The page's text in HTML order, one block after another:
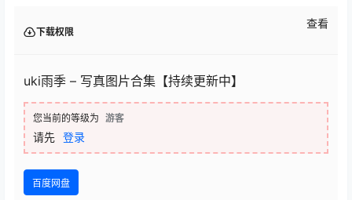
下载权限
查看
uki雨季 – 写真图片合集【持续更新中】
您当前的等级为 游客
请先 登录
百度网盘